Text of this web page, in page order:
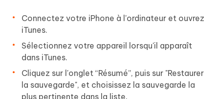
Connectez votre iPhone à l'ordinateur et ouvrez
iTunes.
Sélectionnez votre appareil lorsqu'il apparaît
dans iTunes.
Cliquez sur l'onglet “Résumé”, puis sur "Restaurer
la sauvegarde", et choisissez la sauvegarde la
plus pertinente dans la liste.